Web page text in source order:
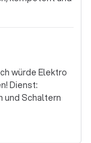
würde Elektro
Dienst:
und Schaltern